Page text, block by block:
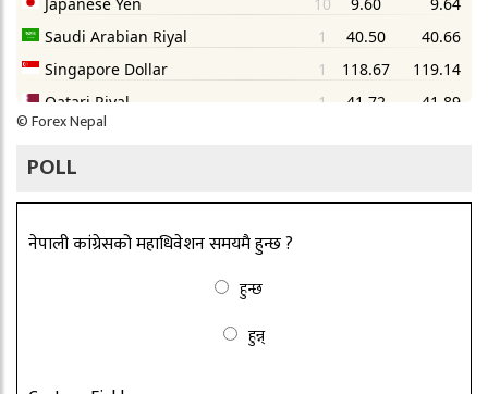
©Forex Nepal
POLL
नेपाली कांग्रेसको महाधिवेशन समयमै हुन्छ ?
हुन्छ
हुन्न्